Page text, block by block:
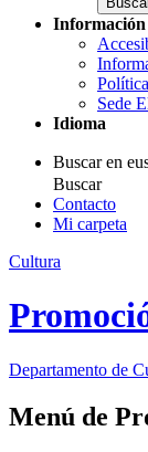
Información
Sede
Idioma
Buscar en
Buscar
Contacto
Mi carpeta
Cultura
Departamento de
Menú de